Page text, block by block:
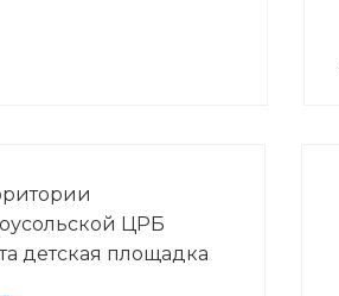
ЦРБ
детская площадка